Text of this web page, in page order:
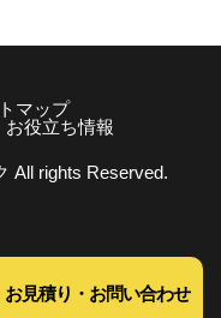
マップ
お役立ち情報
All rights Reserved.
お見積り・お問い合わせ